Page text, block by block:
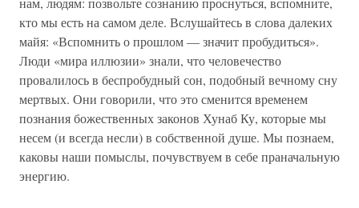
кто мы есть на самом деле. Вслушайтесь в слова далеких
майя: «Вспомнить о прошлом — значит пробудиться».
Люди «мира иллюзии» знали, что человечество
провалилось в беспробудный сон, подобный вечному сну
мертвых. Они говорили, что это сменится временем
познания божественных законов Хунаб Ку, которые мы
несем (и всегда несли) в собственной душе. Мы познаем,
каковы наши помыслы, почувствуем в себе праначальную
энергию.